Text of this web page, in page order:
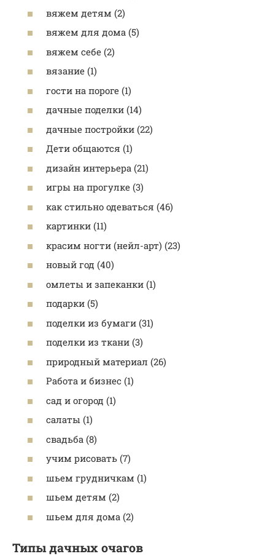
вяжем детям (2)
вяжем для дома (5)
вяжем себе (2)
вязание (1)
гости на пороге (1)
дачные поделки (14)
дачные постройки (22)
Дети общаются (1)
дизайн интерьера (21)
игры на прогулке (3)
как стильно одеваться (46)
картинки (11)
красим ногти (нейл-арт) (23)
новый год (40)
омлеты и запеканки (1)
подарки (5)
поделки из бумаги (31)
поделки из ткани (3)
природный материал (26)
Работа и бизнес (1)
сад и огород (1)
салаты (1)
свадьба (8)
учим рисовать (7)
шьем грудничкам (1)
шьем детям (2)
шьем для дома (2)
Типы дачных очагов